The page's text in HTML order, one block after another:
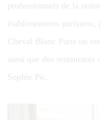
professionnels de la
établissements
Cheval Blanc Paris ou
ainsi que des
Sophie Pic.